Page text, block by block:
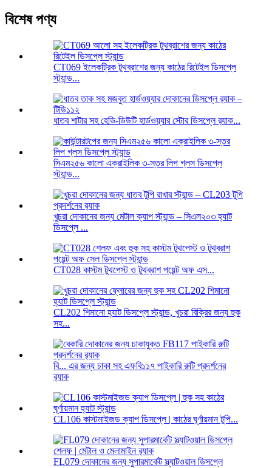
বিশেষ পণ্য
CT069 ইলেকট্রিক টুথব্রাশের জন্য কাঠের রিটেইল ডিসপ্লে
স্ট্যান্ড...
ধাতব শাটার সহ হেভি-ডিউটি ​​হার্ডওয়্যার স্টোর ডিসপ্লে র‍্যাক...
সিএম২৫৬ কালো এক্রাইলিক ৩-স্তর লিপ গ্লস ডিসপ্লে
স্ট্যান্ড...
খুচরা দোকানের জন্য মেটাল ক্যাপ স্ট্যান্ড – সিএল২০৩ হ্যাট
ডিসপ্লে ...
CT028 কাস্টম টুথপেস্ট ও টুথব্রাশ পয়েন্ট অফ এস...
CL202 শিমানো হ্যাট ডিসপ্লে স্ট্যান্ড, খুচরা বিক্রির জন্য হুক
সহ...
বি... এর জন্য চাকা সহ এফবি১১৭ পাইকারি রুটি প্রদর্শনের
র‍্যাক
CL106 কাস্টমাইজড ক্যাপ ডিসপ্লে | কাঠের ঘূর্ণায়মান টুপি...
FL079 দোকানের জন্য সুপারমার্কেট স্ল্যাটওয়াল ডিসপ্লে